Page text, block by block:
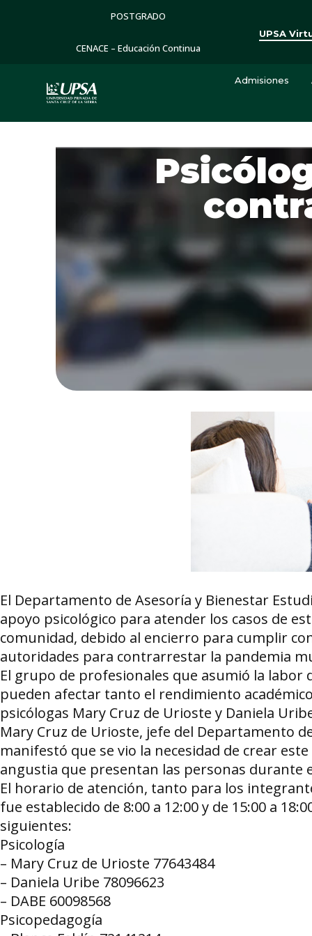
POSTGRADO
CENACE – Educación Continua
UPSA
Admisiones
El Departamento de Asesoría y Bienestar
apoyo psicológico para atender los casos de
comunidad, debido al encierro para cumplir
autoridades para contrarrestar la pandemia
El grupo de profesionales que asumió la labor
pueden afectar tanto el rendimiento
psicólogas Mary Cruz de Urioste y Daniela
Mary Cruz de Urioste, jefe del Departamento
manifestó que se vio la necesidad de crear
angustia que presentan las personas durante
El horario de atención, tanto para los
fue establecido de 8:00 a 12:00 y de 15:00 a
siguientes:
Psicología
– Mary Cruz de Urioste 77643484
– Daniela Uribe 78096623
– DABE 60098568
Psicopedagogía